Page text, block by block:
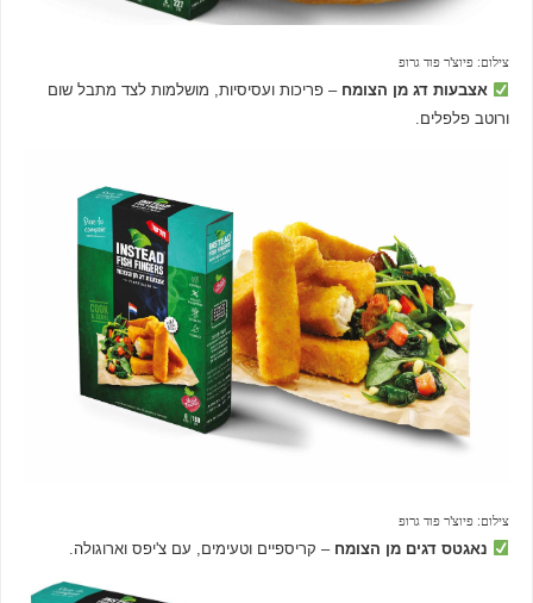
צילום: פיוצ'ר פוד גרופ
אצבעות דג מן הצומח – פריכות ועסיסיות, מושלמות לצד מתבל שום
ורוטב פלפלים.
צילום: פיוצ'ר פוד גרופ
נאגטס דגים מן הצומח – קריספיים וטעימים, עם צ'יפס וארוגולה.